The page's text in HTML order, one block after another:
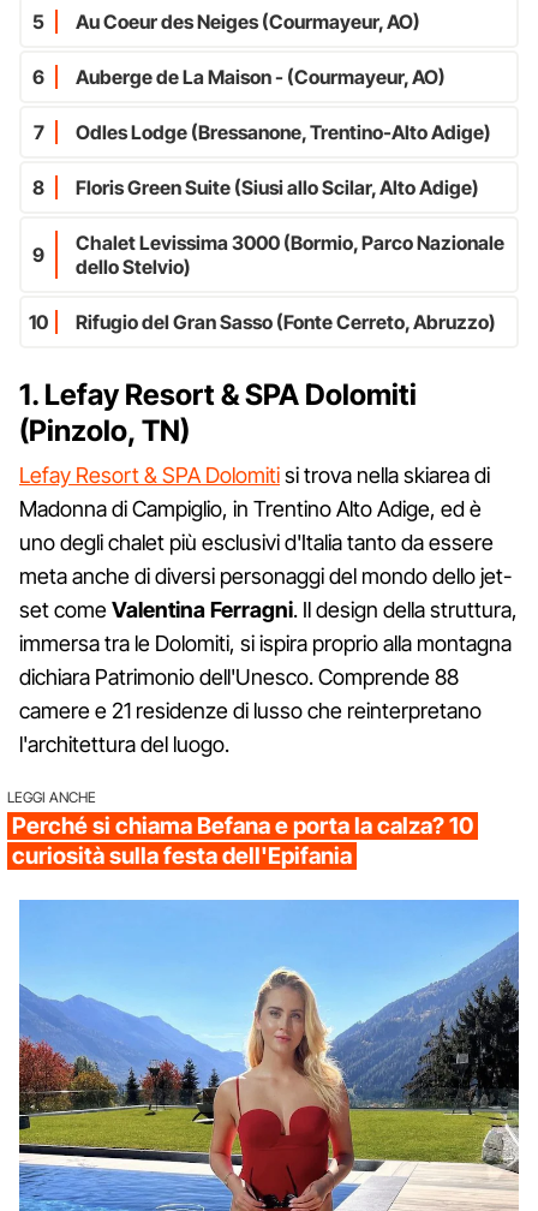
5 Au Coeur des Neiges (Courmayeur, AO)
6 Auberge de La Maison - (Courmayeur, AO)
7 Odles Lodge (Bressanone, Trentino-Alto Adige)
8 Floris Green Suite (Siusi allo Scilar, Alto Adige)
9
Chalet Levissima 3000 (Bormio, Parco Nazionale
dello Stelvio)
10 Rifugio del Gran Sasso (Fonte Cerreto, Abruzzo)
1. Lefay Resort & SPA Dolomiti
(Pinzolo, TN)
Lefay Resort & SPA Dolomitisi trova nella skiarea di
Madonna di Campiglio, in Trentino Alto Adige, ed è
uno degli chalet più esclusivi d'Italia tanto da essere
meta anche di diversi personaggi del mondo dello jet-
set comeValentina Ferragni. Il design della struttura,
immersa tra le Dolomiti, si ispira proprio alla montagna
dichiara Patrimonio dell'Unesco. Comprende 88
camere e 21 residenze di lusso che reinterpretano
l'architettura del luogo.
LEGGI ANCHE
Perché si chiama Befana e porta la calza? 10
curiosità sulla festa dell'Epifania